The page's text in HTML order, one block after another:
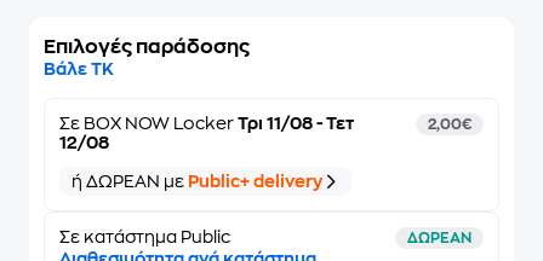
Επιλογές παράδοσης
Βάλε ΤΚ
Σε BOX NOW Locker Τρι 11/08 - Τετ
12/08
2,00€
ή ΔΩΡΕΑΝ με Public+ delivery
Σε κατάστημα Public ΔΩΡΕΑΝ